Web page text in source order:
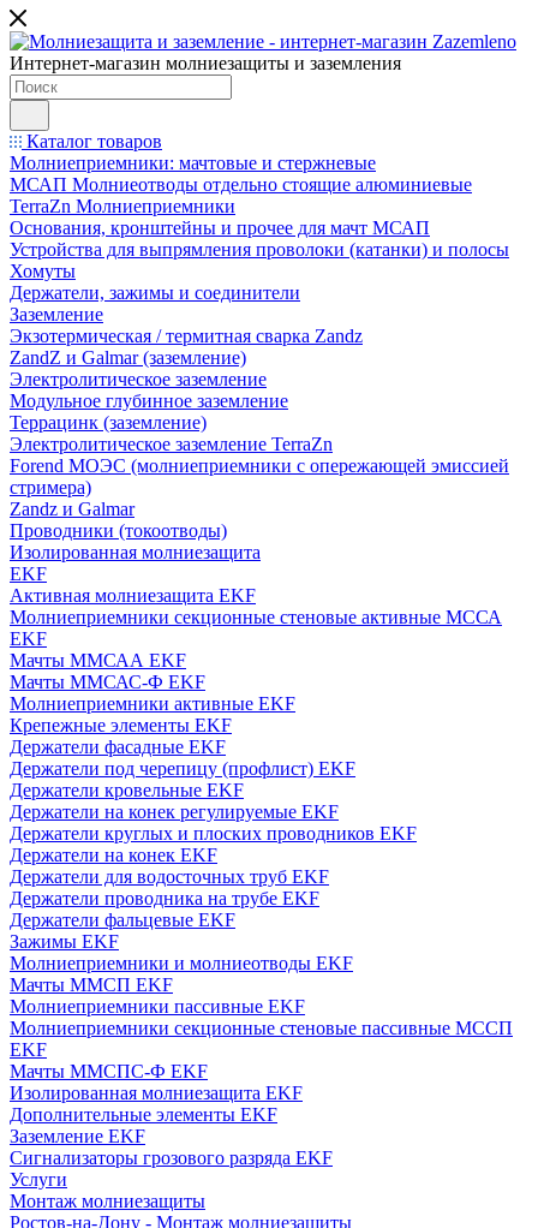
Интернет-магазин молниезащиты и заземления
Каталог товаров
Молниеприемники: мачтовые и стержневые
МСАП Молниеотводы отдельно стоящие алюминиевые
TerraZn Молниеприемники
Основания, кронштейны и прочее для мачт МСАП
Устройства для выпрямления проволоки (катанки) и полосы
Хомуты
Держатели, зажимы и соединители
Заземление
Экзотермическая / термитная сварка Zandz
ZandZ и Galmar (заземление)
Электролитическое заземление
Модульное глубинное заземление
Террацинк (заземление)
Электролитическое заземление TerraZn
Forend МОЭС (молниеприемники с опережающей эмиссией
стримера)
Zandz и Galmar
Проводники (токоотводы)
Изолированная молниезащита
EKF
Активная молниезащита EKF
Молниеприемники секционные стеновые активные МССА
EKF
Мачты ММСАА EKF
Мачты ММСАС-Ф EKF
Молниеприемники активные EKF
Крепежные элементы EKF
Держатели фасадные EKF
Держатели под черепицу (профлист) EKF
Держатели кровельные EKF
Держатели на конек регулируемые EKF
Держатели круглых и плоских проводников EKF
Держатели на конек EKF
Держатели для водосточных труб EKF
Держатели проводника на трубе EKF
Держатели фальцевые EKF
Зажимы EKF
Молниеприемники и молниеотводы EKF
Мачты ММСП EKF
Молниеприемники пассивные EKF
Молниеприемники секционные стеновые пассивные МССП
EKF
Мачты ММСПС-Ф EKF
Изолированная молниезащита EKF
Дополнительные элементы EKF
Заземление EKF
Сигнализаторы грозового разряда EKF
Услуги
Монтаж молниезащиты
Ростов-на-Дону - Монтаж молниезащиты